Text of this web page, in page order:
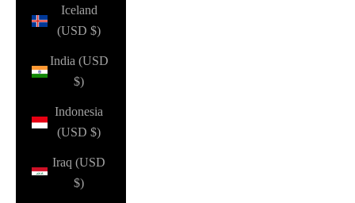
Iceland
(USD $)
India (USD
$)
Indonesia
(USD $)
Iraq (USD
$)